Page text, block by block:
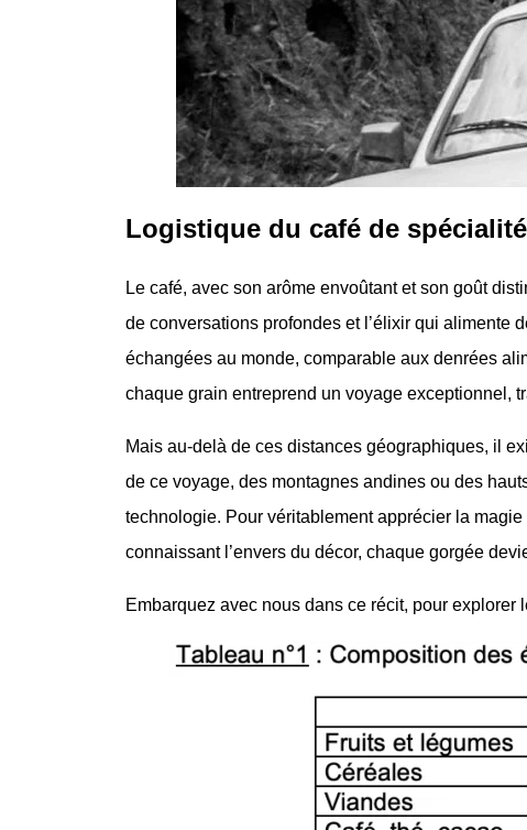
Logistique du café de
Le café, avec son arôme envoûtant et son goût
de conversations profondes et l’élixir qui alimente
échangées au monde, comparable aux denrées
chaque grain entreprend un voyage exceptionnel,
Mais au-delà de ces distances géographiques, il
de ce voyage, des montagnes andines ou des
technologie. Pour véritablement apprécier la
connaissant l’envers du décor, chaque gorgée
Embarquez avec nous dans ce récit, pour explorer